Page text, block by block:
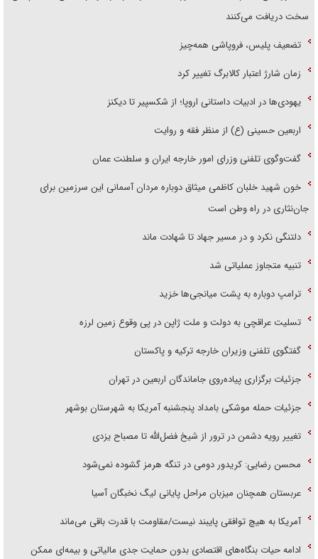
سخت دریافت می‌کنند
تضعیف پلیس، فروپاشی همه‌چیز
زمان شارژ اعتبار کالابرگ تغییر کرد
یهودی‌ها در ادبیات داستانی اروپا؛ از شکسپیر تا دیکنز
اربعین حسینی (ع) از منظر فقه و روایت
گفت‌وگوی تلفنی وزرای امور خارجه ایران و سلطنت عمان
خون شهید خلبان کاظمی میثاق دوباره مردان آسمانی این سرزمین برای
جان‌نثاری در راه وطن است
دلتنگی نکرد و در مسیر جهاد تا شهادت ماند
تنبیه متجاوز عملیاتی شد
ترامپ دوباره به پشت میانجی‌ها خزید
تسلیت عراقچی به دولت و ملت ژاپن در پی وقوع زمین لرزه
گفتگوی تلفنی وزیران خارجه ترکیه و پاکستان
جزئیات برگزاری پیاده‌روی جاماندگان اربعین در تهران
جزئیات حمله موشکی بامداد پنجشنبه آمریکا به شهرستان بوشهر
تغییر رویه دشمن در ترور از شیخ فضل‌الله تا مصباح یزدی
محسن رضایی: کریدور دومی در تنگه هرمز گشوده نمی‌شود
عربستان همچنان میزبان مراحل پایانی لیگ نخبگان آسیا
آمریکا به هیچ توافقی پایبند نیست/مقاومت با قدرت باقی می‌ماند
ادامه حیات بنگاه‌های اقتصادی بدون حمایت جدی مالیاتی و بیمه‌ای ممکن